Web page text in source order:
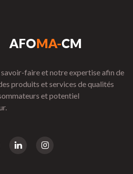
AFOMA-CM
faire et notre expertise afin de
produits et services de qualités
et potentiel